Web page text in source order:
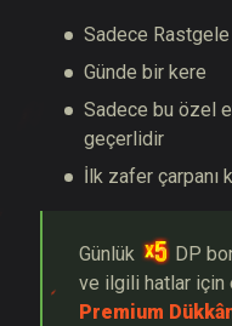
Sadece
Günde bir kere
Sadece bu özel
geçerlidir
İlk zafer çarpanı
Günlük
DP
ve ilgili hatlar için
Premium